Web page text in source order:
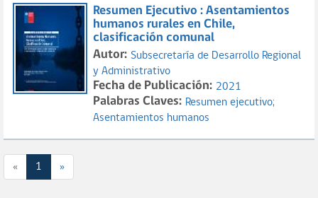
Resumen Ejecutivo : Asentamientos
humanos rurales en Chile,
clasificación comunal
Autor: Subsecretaría de Desarrollo Regional
y Administrativo
Fecha de Publicación: 2021
Palabras Claves: Resumen ejecutivo;
Asentamientos humanos
« 1 »